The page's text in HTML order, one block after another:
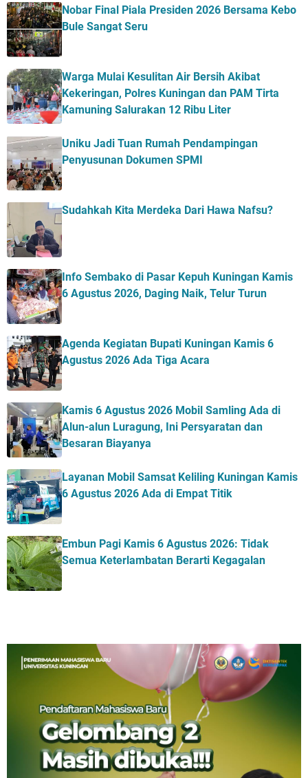
Nobar Final Piala Presiden 2026 Bersama Kebo
Bule Sangat Seru
Warga Mulai Kesulitan Air Bersih Akibat
Kekeringan, Polres Kuningan dan PAM Tirta
Kamuning Salurakan 12 Ribu Liter
Uniku Jadi Tuan Rumah Pendampingan
Penyusunan Dokumen SPMI
Sudahkah Kita Merdeka Dari Hawa Nafsu?
Info Sembako di Pasar Kepuh Kuningan Kamis
6 Agustus 2026, Daging Naik, Telur Turun
Agenda Kegiatan Bupati Kuningan Kamis 6
Agustus 2026 Ada Tiga Acara
Kamis 6 Agustus 2026 Mobil Samling Ada di
Alun-alun Luragung, Ini Persyaratan dan
Besaran Biayanya
Layanan Mobil Samsat Keliling Kuningan Kamis
6 Agustus 2026 Ada di Empat Titik
Embun Pagi Kamis 6 Agustus 2026: Tidak
Semua Keterlambatan Berarti Kegagalan